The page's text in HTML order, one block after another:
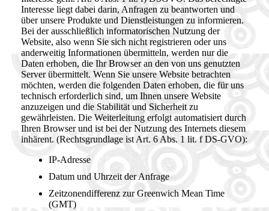
Interesse liegt dabei darin, Anfragen zu beantworten und
über unsere Produkte und Dienstleistungen zu informieren.
Bei der ausschließlich informatorischen Nutzung der
Website, also wenn Sie sich nicht registrieren oder uns
anderweitig Informationen übermitteln, werden nur die
Daten erhoben, die Ihr Browser an den von uns genutzten
Server übermittelt. Wenn Sie unsere Website betrachten
möchten, werden die folgenden Daten erhoben, die für uns
technisch erforderlich sind, um Ihnen unsere Website
anzuzeigen und die Stabilität und Sicherheit zu
gewährleisten. Die Weiterleitung erfolgt automatisiert durch
Ihren Browser und ist bei der Nutzung des Internets diesem
inhärent. (Rechtsgrundlage ist Art. 6 Abs. 1 lit. f DS-GVO):
IP-Adresse
Datum und Uhrzeit der Anfrage
Zeitzonendifferenz zur Greenwich Mean Time
(GMT)